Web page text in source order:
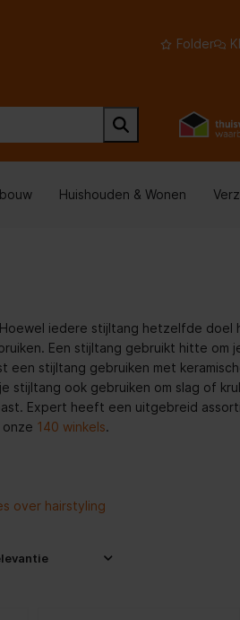
Folder
Huishouden & Wonen
iedere stijltang hetzelfde
Een stijltang gebruikt hitte om
stijltang gebruiken met
stijltang ook gebruiken om slag of
Expert heeft een uitgebreid
onze 140 winkels.
over hairstyling